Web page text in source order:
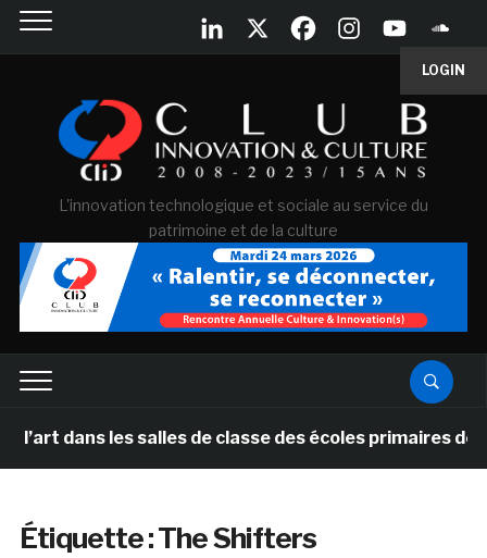
LOGIN
L'innovation technologique et sociale au service du
patrimoine et de la culture
dans les salles de classe des écoles primaires des
Étiquette :The Shifters